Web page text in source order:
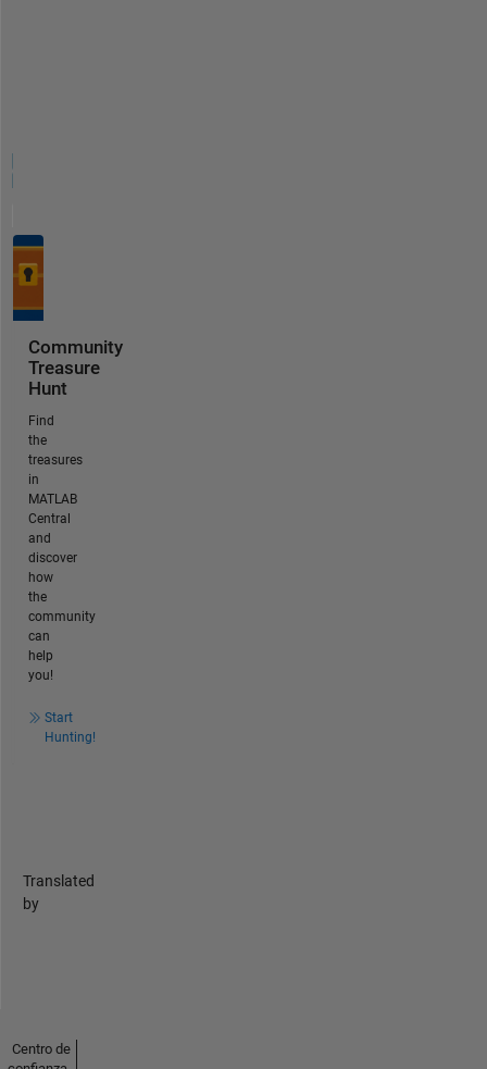
Community
Treasure
Hunt
Find
the
treasures
in
MATLAB
Central
and
discover
how
the
community
can
help
you!
Start
Hunting!
Translated
by
Centro de